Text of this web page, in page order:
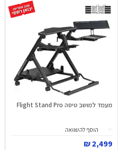
מעמד למושב טיסה Flight Stand Pro
הוסף להשוואה
2,499 ₪